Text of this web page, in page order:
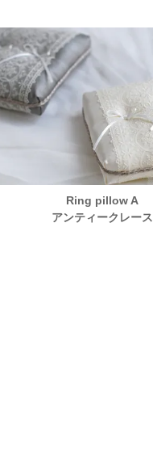
Ring pillow A
アンティークレース